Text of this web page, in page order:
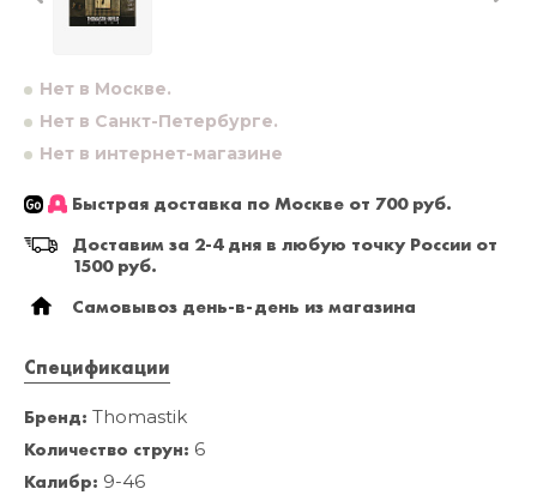
Нет в Москве.
Нет в Санкт-Петербурге.
Нет в интернет-магазине
Быстрая доставка по Москве от 700 руб.
Доставим за 2-4 дня в любую точку России от
1500 руб.
Самовывоз день-в-день из магазина
Спецификации
Бренд: Thomastik
Количество струн: 6
Калибр: 9-46